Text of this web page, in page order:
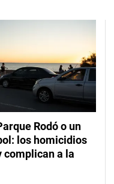
Rodó o un
los homicidios
complican a la